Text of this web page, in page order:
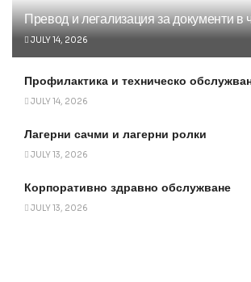
Превод и легализация за документи в
JULY 14, 2026
Профилактика и техническо
JULY 14, 2026
Лагерни сачми и лагерни ролки
JULY 13, 2026
Корпоративно здравно обслужване
JULY 13, 2026